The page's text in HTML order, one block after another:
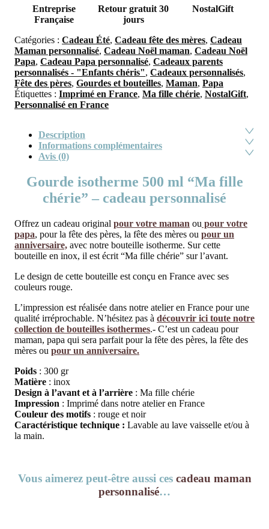
Entreprise
Française
Retour gratuit 30
jours
NostalGift
Catégories : Cadeau Été, Cadeau fête des mères, Cadeau
Maman personnalisé, Cadeau Noël maman, Cadeau Noël
Papa, Cadeau Papa personnalisé, Cadeaux parents
personnalisés - "Enfants chéris", Cadeaux personnalisés,
Fête des pères, Gourdes et bouteilles, Maman, Papa
Étiquettes : Imprimé en France, Ma fille chérie, NostalGift,
Personnalisé en France
Description
Informations complémentaires
Avis (0)
Gourde isotherme 500 ml “Ma fille
chérie” – cadeau personnalisé
Offrez un cadeau original pour votre maman ou pour votre
papa, pour la fête des pères, la fête des mères ou pour un
anniversaire, avec notre bouteille isotherme. Sur cette
bouteille en inox, il est écrit “Ma fille chérie” sur l’avant.
Le design de cette bouteille est conçu en France avec ses
couleurs rouge.
L’impression est réalisée dans notre atelier en France pour une
qualité irréprochable. N’hésitez pas à découvrir ici toute notre
collection de bouteilles isothermes.- C’est un cadeau pour
maman, papa qui sera parfait pour la fête des pères, la fête des
mères ou pour un anniversaire.
Poids : 300 gr
Matière : inox
Design à l’avant et à l’arrière : Ma fille chérie
Impression : Imprimé dans notre atelier en France
Couleur des motifs : rouge et noir
Caractéristique technique : Lavable au lave vaisselle et/ou à
la main.
Vous aimerez peut-être aussi ces cadeau maman
personnalisé…